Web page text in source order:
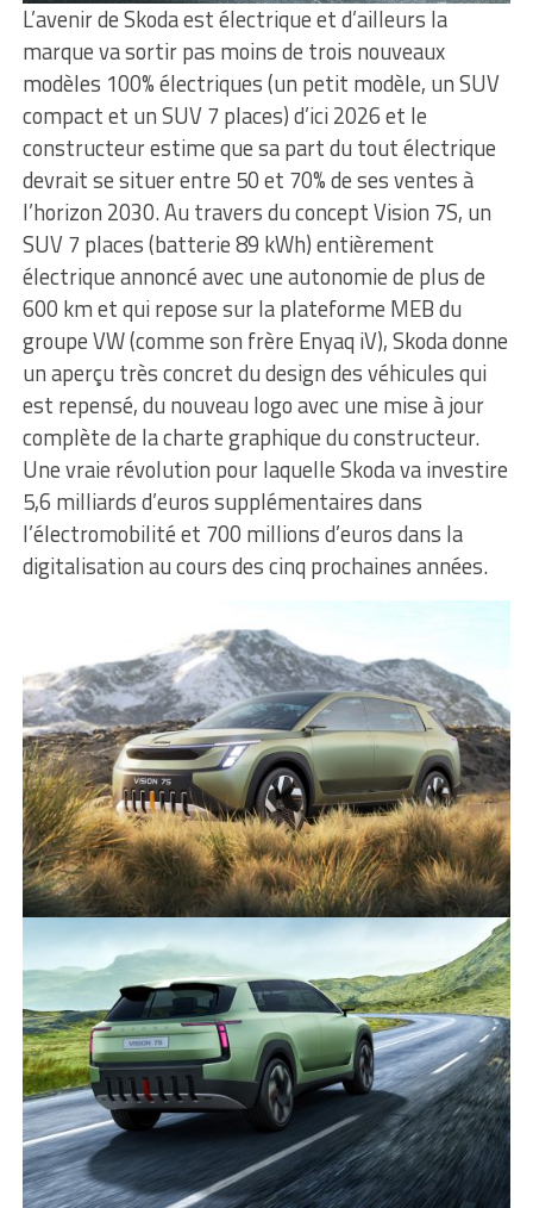
L’avenir de Skoda est électrique et d’ailleurs la
marque va sortir pas moins de trois nouveaux
modèles 100% électriques (un petit modèle, un SUV
compact et un SUV 7 places) d’ici 2026 et le
constructeur estime que sa part du tout électrique
devrait se situer entre 50 et 70% de ses ventes à
l’horizon 2030. Au travers du concept Vision 7S, un
SUV 7 places (batterie 89 kWh) entièrement
électrique annoncé avec une autonomie de plus de
600 km et qui repose sur la plateforme MEB du
groupe VW (comme son frère Enyaq iV), Skoda donne
un aperçu très concret du design des véhicules qui
est repensé, du nouveau logo avec une mise à jour
complète de la charte graphique du constructeur.
Une vraie révolution pour laquelle Skoda va investire
5,6 milliards d’euros supplémentaires dans
l’électromobilité et 700 millions d’euros dans la
digitalisation au cours des cinq prochaines années.